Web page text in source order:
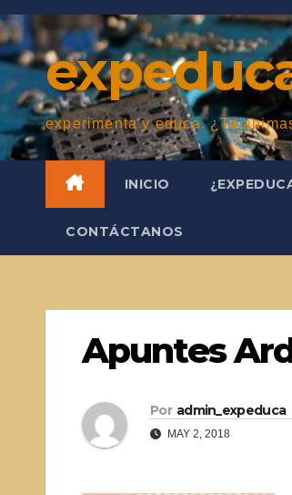
Saltar
al
contenido
experimenta y educa. ¿Te
INICIO
CONTÁCTANOS
Apuntes
Por admin_expeduca
MAY 2, 2018